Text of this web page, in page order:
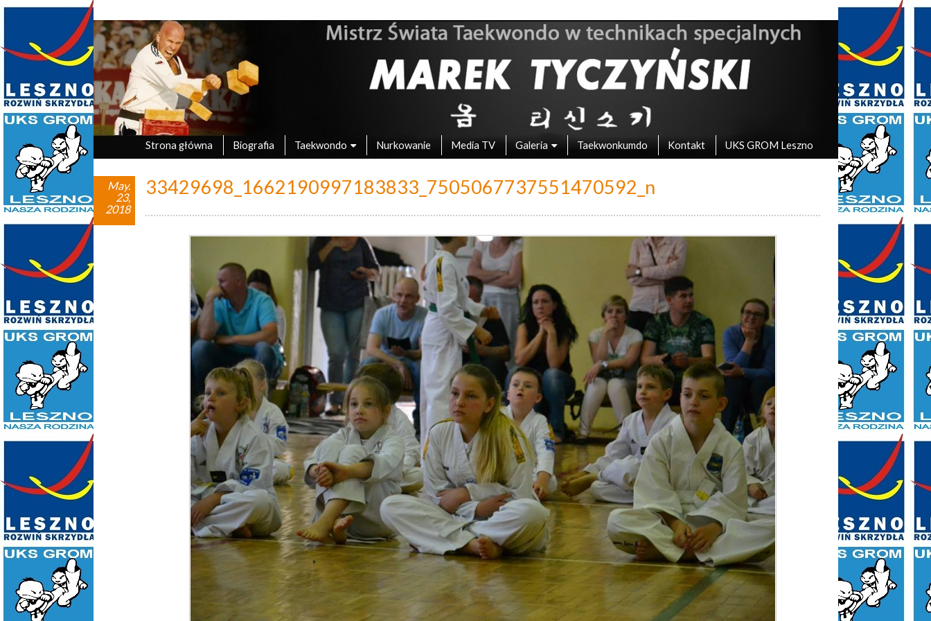
Marek Tyczyński – Mistrz Świata w Taekwondo
oficjalna strona UKS Grom Leszno
Strona główna Biografia Taekwondo Nurkowanie Media TV Galeria Taekwonkumdo Kontakt UKS GROM Leszno
33429698_1662190997183833_7505067737551470592_n
May.
23,
2018